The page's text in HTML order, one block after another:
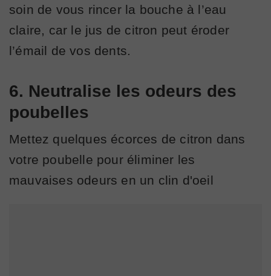
soin de vous rincer la bouche à l’eau
claire, car le jus de citron peut éroder
l’émail de vos dents.
6. Neutralise les odeurs des
poubelles
Mettez quelques écorces de citron dans
votre poubelle pour éliminer les
mauvaises odeurs en un clin d'oeil